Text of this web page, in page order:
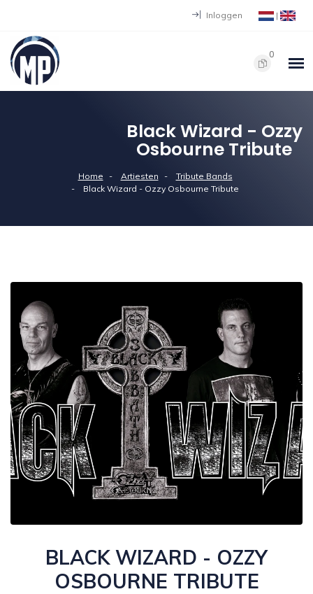
Inloggen |
0
Black Wizard - Ozzy
Osbourne Tribute
Home Artiesten
Tribute Bands
Black Wizard - Ozzy Osbourne Tribute
BLACK WIZARD - OZZY
OSBOURNE TRIBUTE